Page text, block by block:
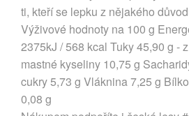
ti, kteří se lepku z nějakého
Výživové hodnoty na 100 g
2375kJ / 568 kcal Tuky 45,90 g -
mastné kyseliny 10,75 g
cukry 5,73 g Vláknina 7,25 g
0,08